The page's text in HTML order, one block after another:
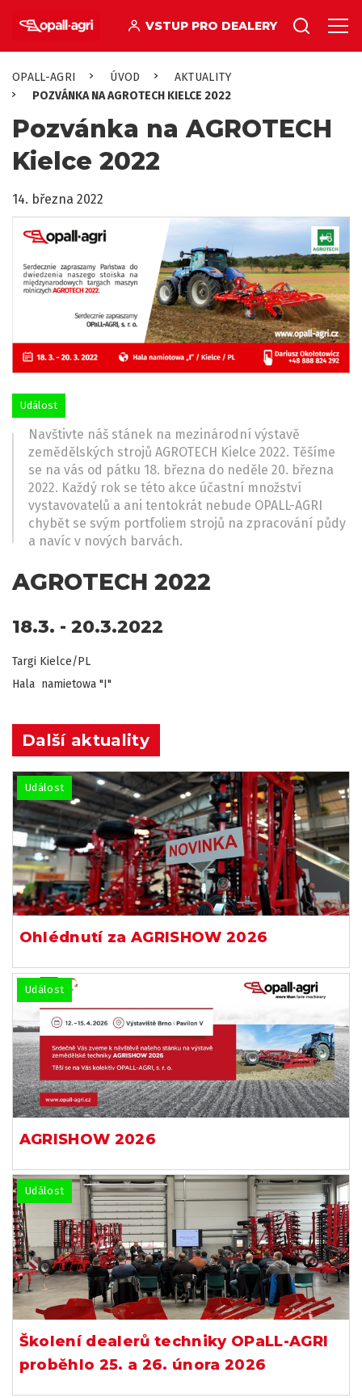
VSTUP PRO DEALERY
OPALL-AGRI ÚVOD
AKTUALITY
POZVÁNKA NA AGROTECH KIELCE 2022
Pozvánka na AGROTECH
Kielce 2022
14. března 2022
Událost
Navštivte náš stánek na mezinárodní výstavě
zemědělských strojů AGROTECH Kielce 2022. Těšíme
se na vás od pátku 18. března do neděle 20. března
2022. Každý rok se této akce účastní množství
vystavovatelů a ani tentokrát nebude OPALL-AGRI
chybět se svým portfoliem strojů na zpracování půdy
a navíc v nových barvách.
AGROTECH 2022
18.3. - 20.3.2022
Targi Kielce/PL
Hala namietowa "I"
Další aktuality
Událost
Ohlédnutí za AGRISHOW 2026
Událost
AGRISHOW 2026
Událost
Školení dealerů techniky OPaLL-AGRI
proběhlo 25. a 26. února 2026